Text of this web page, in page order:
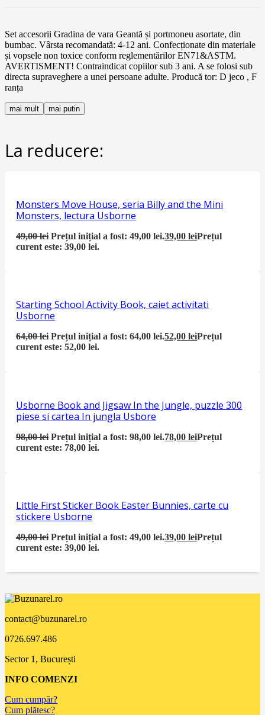
Set accesorii Gradina de vara Geantă și portmoneu asortate, din
bumbac. Vârsta recomandată: 4-12 ani. Confecționate din materiale
și vopsele non toxice conform reglementărilor EN71&ASTM.
AVERTISMENT! Contraindicat copiilor sub 3 ani. A se folosi sub
directa supraveghere a unei persoane adulte. Producă tor: D jeco , F
ranța
mai mult mai putin
La reducere:
Monsters Move House, seria Billy and the Mini
Monsters, lectura Usborne
49,00lei Prețul inițial a fost: 49,00 lei.39,00leiPrețul
curent este: 39,00 lei.
Starting School Activity Book, caiet activitati
Usborne
64,00lei Prețul inițial a fost: 64,00 lei.52,00leiPrețul
curent este: 52,00 lei.
Usborne Book and Jigsaw In the Jungle, puzzle 300
piese si cartea In jungla Usbore
98,00lei Prețul inițial a fost: 98,00 lei.78,00leiPrețul
curent este: 78,00 lei.
Little First Sticker Book Easter Bunnies, carte cu
stickere Usborne
49,00lei Prețul inițial a fost: 49,00 lei.39,00leiPrețul
curent este: 39,00 lei.
contact@buzunarel.ro
0726.697.486
Sector 1, București
INFO COMENZI
Cum cumpăr?
Cum plătesc?